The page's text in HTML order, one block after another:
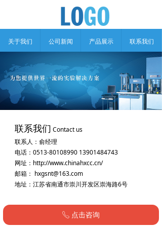
关于我们 公司新闻 产品展示 联系我们
联系我们 Contact us
联系人：俞经理
电话：0513-80108990 13901484743
网址：http://www.chinahxcc.cn/
邮箱： hxgsnt@163.com
地址：江苏省南通市崇川开发区崇海路6号 
ꂅ 点击咨询